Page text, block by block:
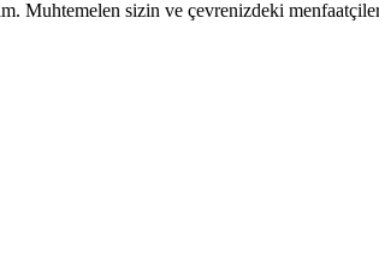
Muhtemelen sizin ve çevrenizdeki